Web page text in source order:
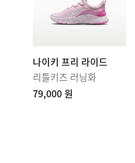
나이키 프리 라이드
리틀키즈 러닝화
79,000 원